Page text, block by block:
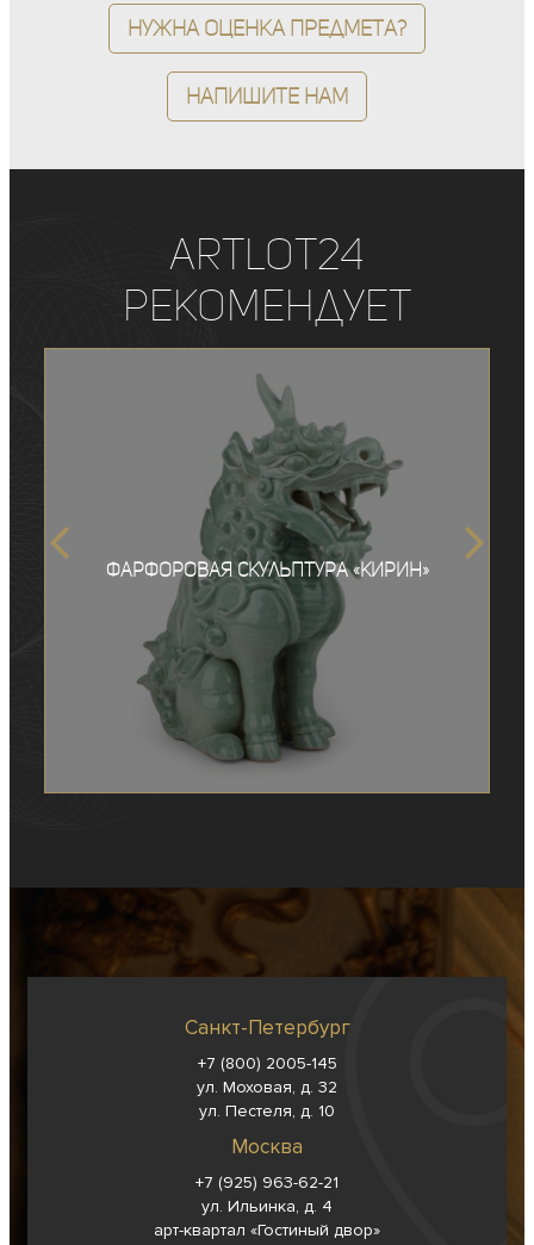
Нужна оценка предмета?
Напишите нам
ArtLot24
рекомендует
Фарфоровая скульптура «Кирин»
Санкт-Петербург
+7 (800) 2005-145
ул. Моховая, д. 32
ул. Пестеля, д. 10
Москва
+7 (925) 963-62-21
ул. Ильинка, д. 4
арт-квартал «Гостиный двор»